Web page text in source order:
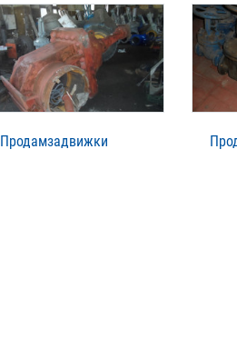
Продамзадвижки